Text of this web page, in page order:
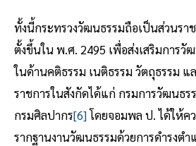
ทั้งนี้กระทรวงวัฒนธรรมถือเป็นส่วนรา
ตั้งขึ้นใน พ.ศ. 2495 เพื่อส่งเสริมการวั
ในด้านคติธรรม เนติธรรม วัตถุธรรม
ราชการในสังกัดได้แก่ กรมการวัฒนธร
กรมศิลปากร[6]โดยจอมพล ป. ได้ให้ค
รากฐานงานวัฒนธรรมด้วยการดำรงต